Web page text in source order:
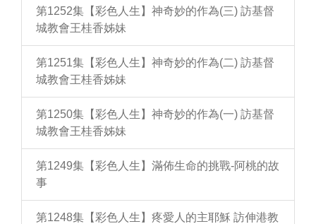
第1252集【彩色人生】神奇妙的作為(三) 訪基督
城教會王桂香姊妹
第1251集【彩色人生】神奇妙的作為(二) 訪基督
城教會王桂香姊妹
第1250集【彩色人生】神奇妙的作為(一) 訪基督
城教會王桂香姊妹
第1249集【彩色人生】滿佈生命的挑戰-阿桃的故
事
第1248集【彩色人生】疼愛人的主耶穌 訪伸港教